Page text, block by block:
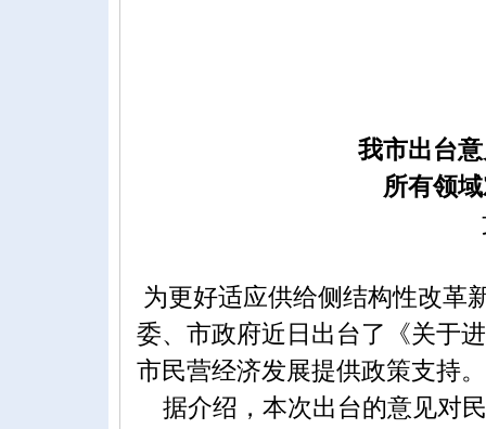
我市出台
所有领
文/查金忠
为更好适应供给侧结构性改革
委、市政府近日出台了《关于
市民营经济发展提供政策支持。
据介绍，本次出台的意见对